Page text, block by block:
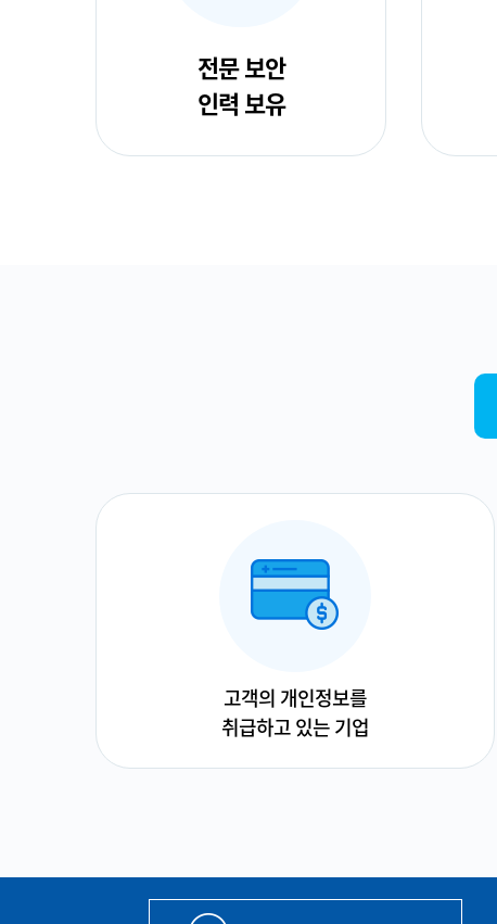
전문 보안
인력 보유
고객의 개인정보를
취급하고 있는 기업